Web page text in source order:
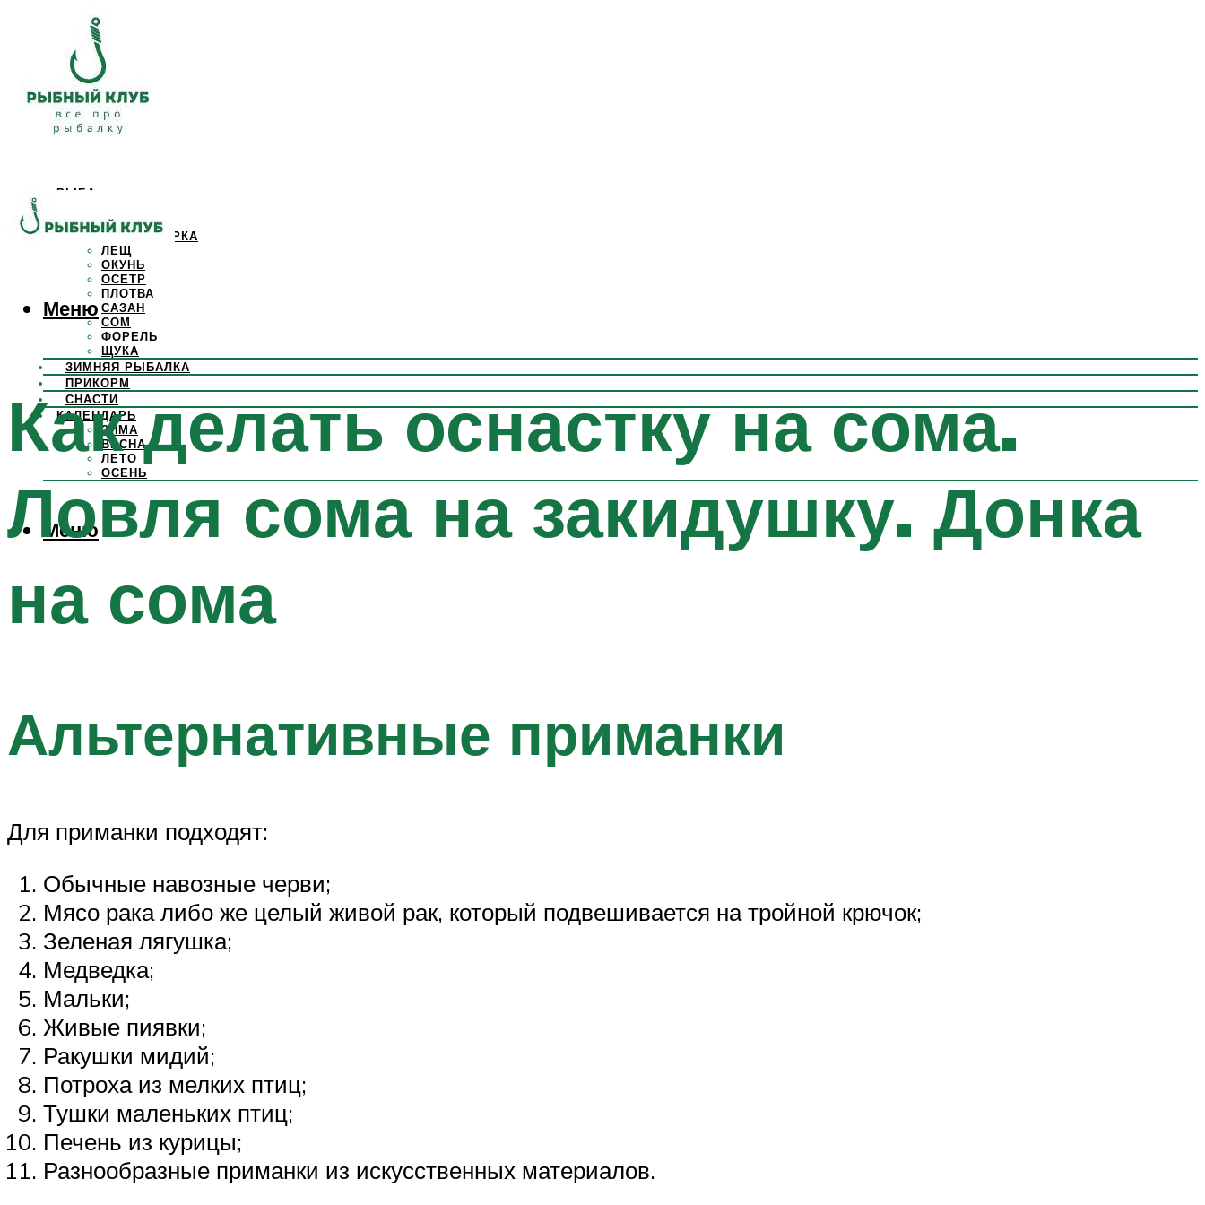
РЫБА
КАРП
КРАСНОПЕРКА
ЛЕЩ
ОКУНЬ
ОСЕТР
ПЛОТВА
САЗАН
СОМ
ФОРЕЛЬ
ЩУКА
ЗИМНЯЯ РЫБАЛКА
ПРИКОРМ
СНАСТИ
КАЛЕНДАРЬ
ЗИМА
ВЕСНА
ЛЕТО
ОСЕНЬ
Меню
Меню
Как делать оснастку на сома.
Ловля сома на закидушку. Донка
на сома
Альтернативные приманки
Для приманки подходят:
Обычные навозные черви;
Мясо рака либо же целый живой рак, который подвешивается на тройной крючок;
Зеленая лягушка;
Медведка;
Мальки;
Живые пиявки;
Ракушки мидий;
Потроха из мелких птиц;
Тушки маленьких птиц;
Печень из курицы;
Разнообразные приманки из искусственных материалов.